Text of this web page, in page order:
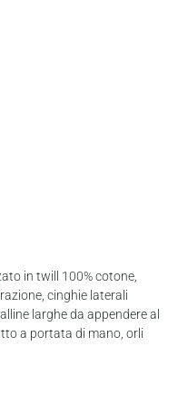
in twill 100% cotone,
cinghie laterali
larghe da appendere al
a portata di mano, orli